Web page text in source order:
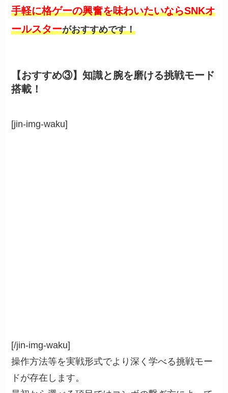
手軽に格ゲーの興奮を味わいたいならSNKオ
ールスターがおすすめです！
【おすすめ③】知識と腕を磨ける挑戦モード
搭載！
[jin-img-waku]
[/jin-img-waku]
操作方法等を実戦形式でより深く学べる挑戦モー
ドが存在します。